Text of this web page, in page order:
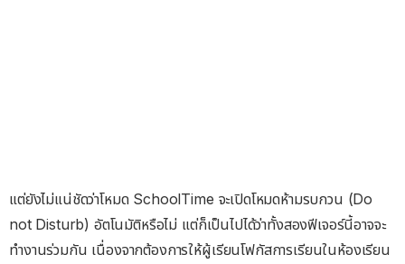
แต่ยังไม่แน่ชัดว่าโหมด SchoolTime จะเปิดโหมดห้ามรบกวน (Do
not Disturb) อัตโนมัติหรือไม่ แต่ก็เป็นไปได้ว่าทั้งสองฟีเจอร์นี้อาจจะ
ทำงานร่วมกัน เนื่องจากต้องการให้ผู้เรียนโฟกัสการเรียนในห้องเรียน